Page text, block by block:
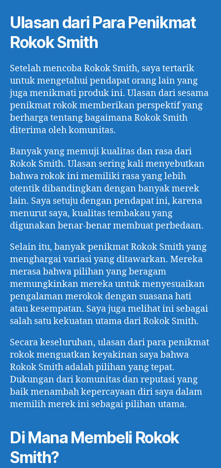
Ulasan dari Para Penikmat
Rokok Smith
Setelah mencoba Rokok Smith, saya tertarik
untuk mengetahui pendapat orang lain yang
juga menikmati produk ini. Ulasan dari sesama
penikmat rokok memberikan perspektif yang
berharga tentang bagaimana Rokok Smith
diterima oleh komunitas.
Banyak yang memuji kualitas dan rasa dari
Rokok Smith. Ulasan sering kali menyebutkan
bahwa rokok ini memiliki rasa yang lebih
otentik dibandingkan dengan banyak merek
lain. Saya setuju dengan pendapat ini, karena
menurut saya, kualitas tembakau yang
digunakan benar-benar membuat perbedaan.
Selain itu, banyak penikmat Rokok Smith yang
menghargai variasi yang ditawarkan. Mereka
merasa bahwa pilihan yang beragam
memungkinkan mereka untuk menyesuaikan
pengalaman merokok dengan suasana hati
atau kesempatan. Saya juga melihat ini sebagai
salah satu kekuatan utama dari Rokok Smith.
Secara keseluruhan, ulasan dari para penikmat
rokok menguatkan keyakinan saya bahwa
Rokok Smith adalah pilihan yang tepat.
Dukungan dari komunitas dan reputasi yang
baik menambah kepercayaan diri saya dalam
memilih merek ini sebagai pilihan utama.
Di Mana Membeli Rokok
Smith?